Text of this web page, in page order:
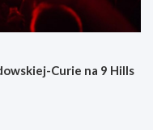
Curie na 9 Hills